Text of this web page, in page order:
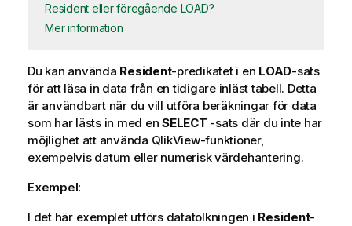
Resident eller föregående LOAD?
Mer information
Du kan använda Resident-predikatet i en LOAD-sats
för att läsa in data från en tidigare inläst tabell. Detta
är användbart när du vill utföra beräkningar för data
som har lästs in med en SELECT -sats där du inte har
möjlighet att använda QlikView-funktioner,
exempelvis datum eller numerisk värdehantering.
Exempel:
I det här exemplet utförs datatolkningen i Resident-